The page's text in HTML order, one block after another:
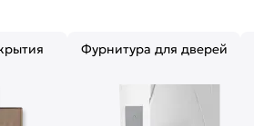
Фурнитура для дверей